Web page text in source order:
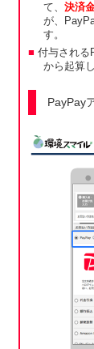
て、 決済
が、
す。
付与される
から起算
PayPay